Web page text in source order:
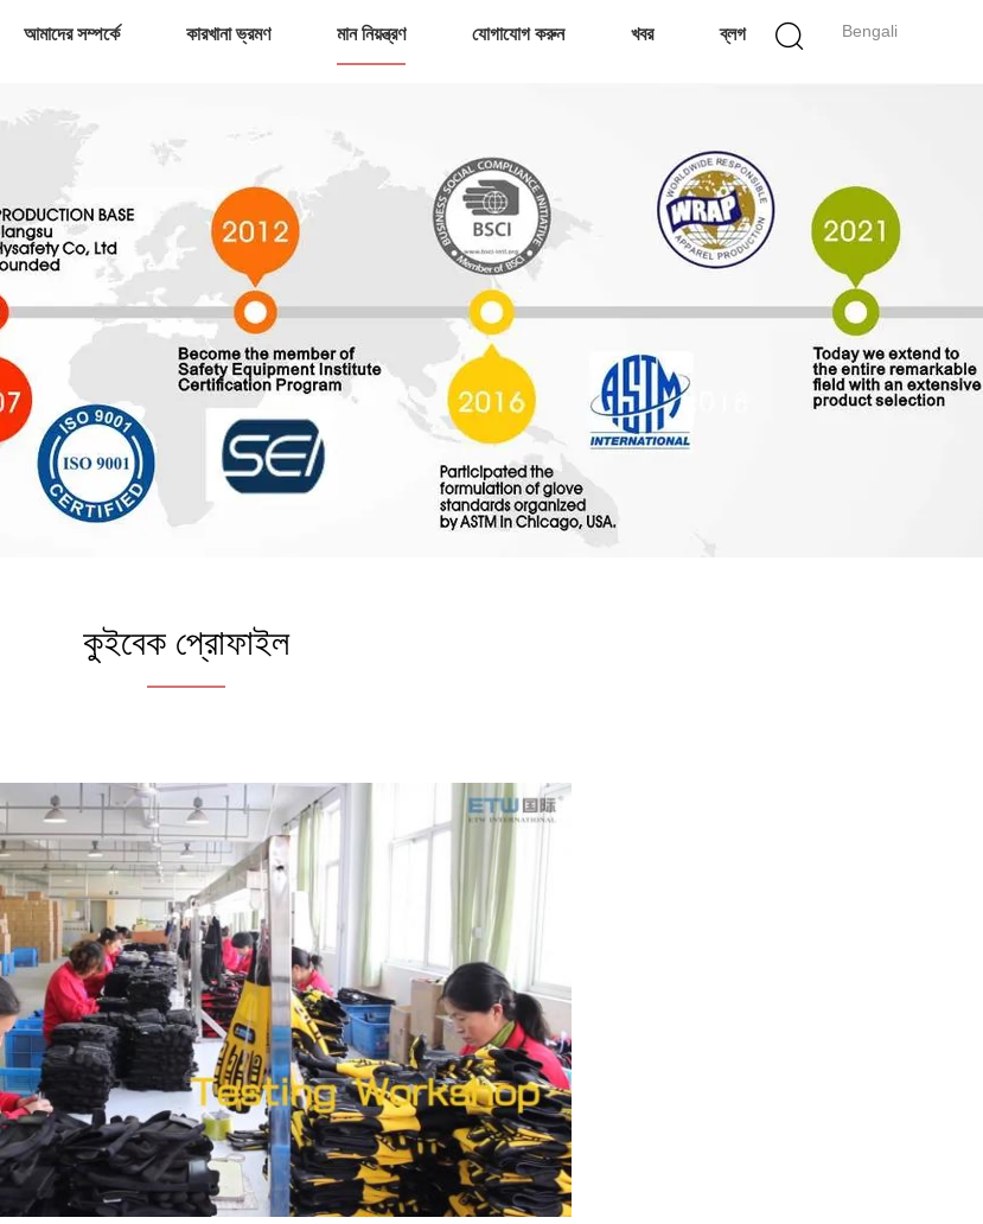
Bengali
আমাদের সম্পর্কে কারখানা ভ্রমণ মান নিয়ন্ত্রণ যোগাযোগ করুন খবর ব্লগ
কুইবেক প্রোফাইল